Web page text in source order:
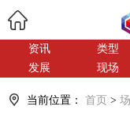
资讯 类型
发展
现场
当前位置： 首页 >